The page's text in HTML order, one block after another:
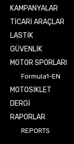
KAMPANYALAR
TİCARİ ARAÇLAR
LASTİK
GÜVENLİK
MOTOR SPORLARI
Formula1-EN
MOTOSİKLET
DERGİ
RAPORLAR
REPORTS